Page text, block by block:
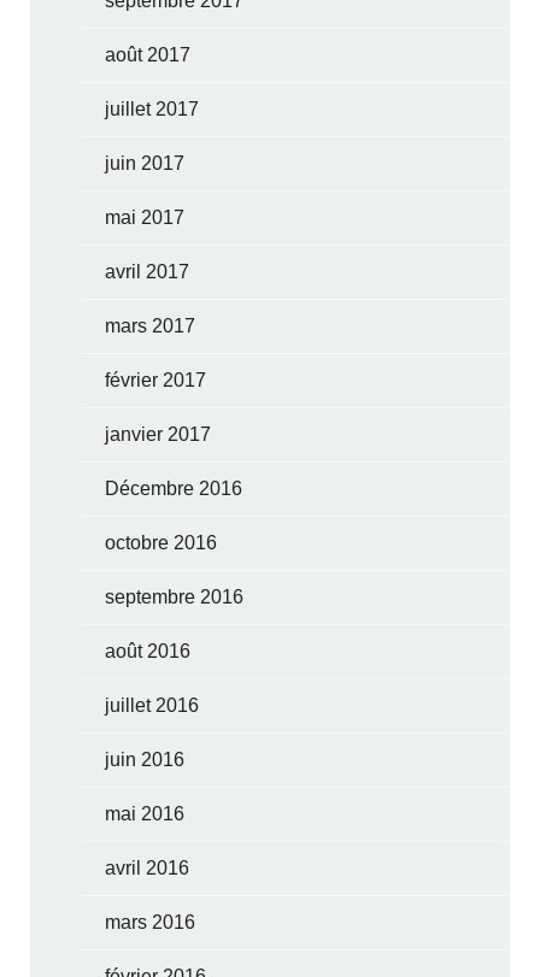
août 2017
juillet 2017
juin 2017
mai 2017
avril 2017
mars 2017
février 2017
janvier 2017
Décembre 2016
octobre 2016
septembre 2016
août 2016
juillet 2016
juin 2016
mai 2016
avril 2016
mars 2016